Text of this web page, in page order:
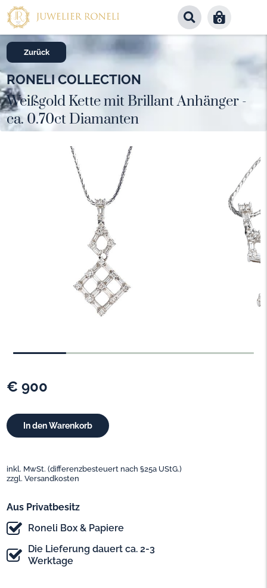
0
Zurück
€ 900
inkl. MwSt. (differenzbesteuert nach §25a UStG.)
zzgl. Versandkosten
Aus Privatbesitz
Roneli Box & Papiere
Die Lieferung dauert ca. 2-3
Werktage
RONELI COLLECTION
Weißgold Kette mit Brillant Anhänger -
ca. 0.70ct Diamanten